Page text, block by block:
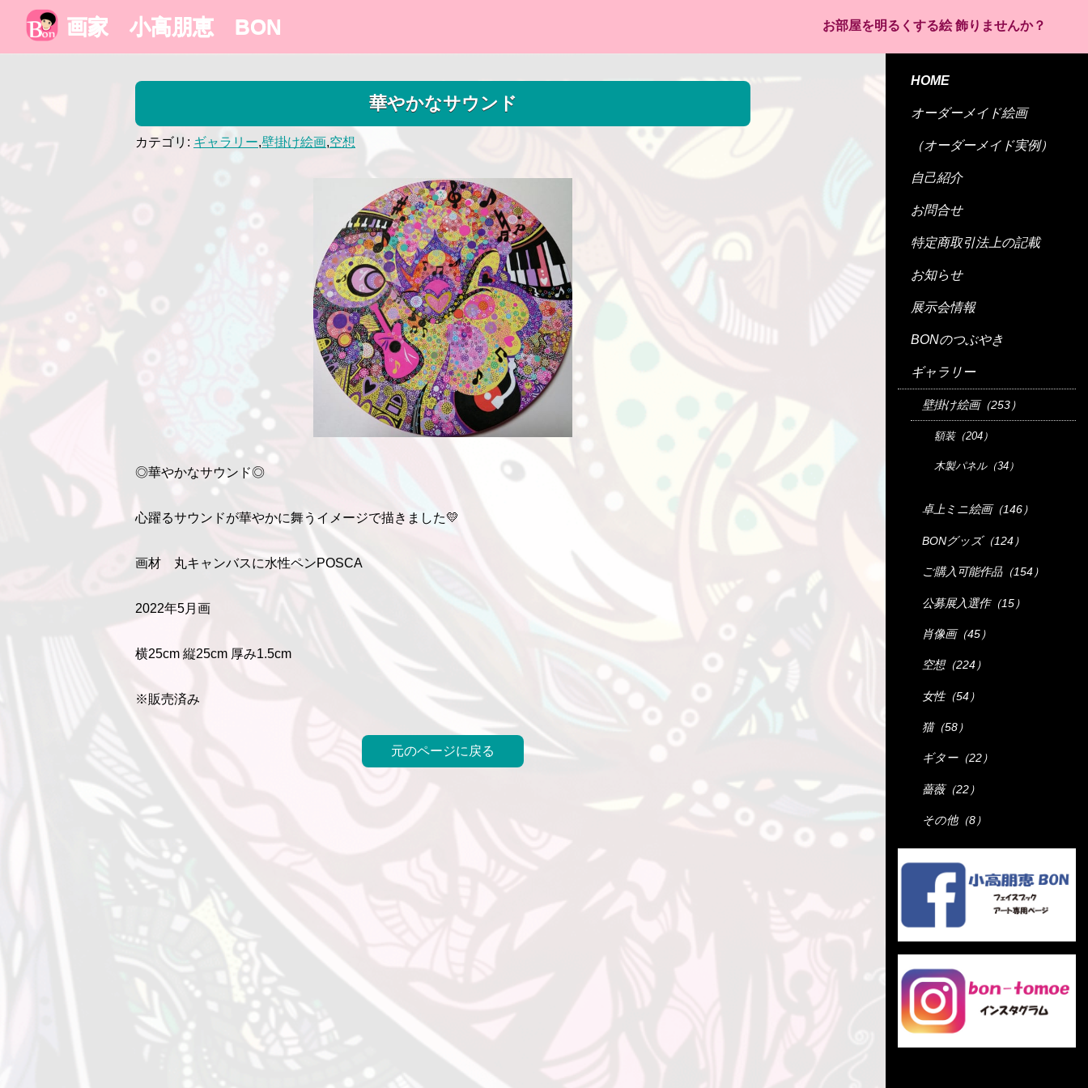
画家 小高朋恵 BON お部屋を明るくする絵 飾りませんか？
華やかなサウンド
カテゴリ: ギャラリー,壁掛け絵画,空想
◎華やかなサウンド◎
心躍るサウンドが華やかに舞うイメージで描きました💛
画材 丸キャンバスに水性ペンPOSCA
2022年5月画
横25cm 縦25cm 厚み1.5cm
※販売済み
元のページに戻る
HOME
オーダーメイド絵画
（オーダーメイド実例）
自己紹介
お問合せ
特定商取引法上の記載
お知らせ
展示会情報
BONのつぶやき
ギャラリー
壁掛け絵画（253）
額装（204）
木製パネル（34）
卓上ミニ絵画（146）
BONグッズ（124）
ご購入可能作品（154）
公募展入選作（15）
肖像画（45）
空想（224）
女性（54）
猫（58）
ギター（22）
薔薇（22）
その他（8）